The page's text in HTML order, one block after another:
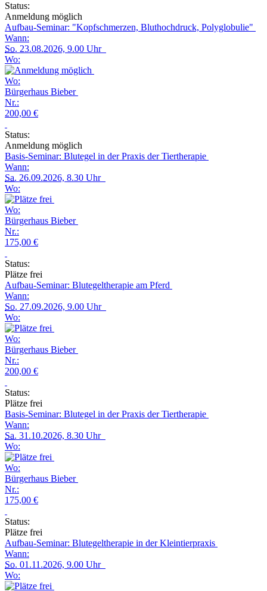
Status:
Anmeldung möglich
Aufbau-Seminar: "Kopfschmerzen, Bluthochdruck, Polyglobulie"
Wann:
So. 23.08.2026, 9.00 Uhr
Wo:
Wo:
Bürgerhaus Bieber
Nr.:
200,00 €
Status:
Anmeldung möglich
Basis-Seminar: Blutegel in der Praxis der Tiertherapie
Wann:
Sa. 26.09.2026, 8.30 Uhr
Wo:
Wo:
Bürgerhaus Bieber
Nr.:
175,00 €
Status:
Plätze frei
Aufbau-Seminar: Blutegeltherapie am Pferd
Wann:
So. 27.09.2026, 9.00 Uhr
Wo:
Wo:
Bürgerhaus Bieber
Nr.:
200,00 €
Status:
Plätze frei
Basis-Seminar: Blutegel in der Praxis der Tiertherapie
Wann:
Sa. 31.10.2026, 8.30 Uhr
Wo:
Wo:
Bürgerhaus Bieber
Nr.:
175,00 €
Status:
Plätze frei
Aufbau-Seminar: Blutegeltherapie in der Kleintierpraxis
Wann:
So. 01.11.2026, 9.00 Uhr
Wo: